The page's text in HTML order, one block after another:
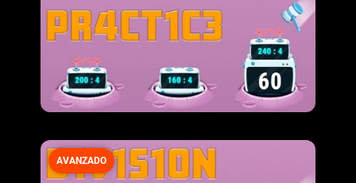
AVANZADO